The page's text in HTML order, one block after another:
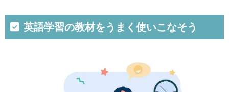
英語学習の教材をうまく使いこなそう